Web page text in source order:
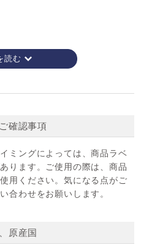
確認事項
ミングによっては、商品ラベ
ります。ご使用の際は、商品
用ください。気になる点がご
合わせをお願いします。
原産国